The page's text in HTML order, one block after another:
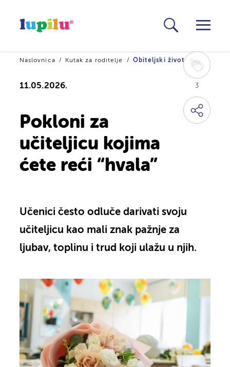
3
Naslovnica Kutak za roditelje Obiteljski život
11.05.2026.
Pokloni za
učiteljicu kojima
ćete reći “hvala”
Učenici često odluče darivati svoju
učiteljicu kao mali znak pažnje za
ljubav, toplinu i trud koji ulažu u njih.